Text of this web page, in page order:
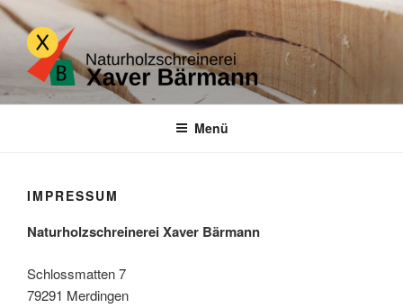
Zum
Inhalt
springen
NATURHOLZSCHREINEREI
XAVER BAERMANN
Eine weitere WordPress-Seite
Menü
IMPRESSUM
Naturholzschreinerei Xaver Bärmann
Schlossmatten 7
79291 Merdingen